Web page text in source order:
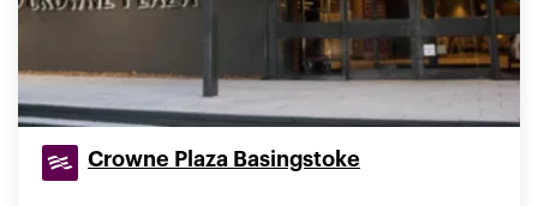
Crowne Plaza Basingstoke